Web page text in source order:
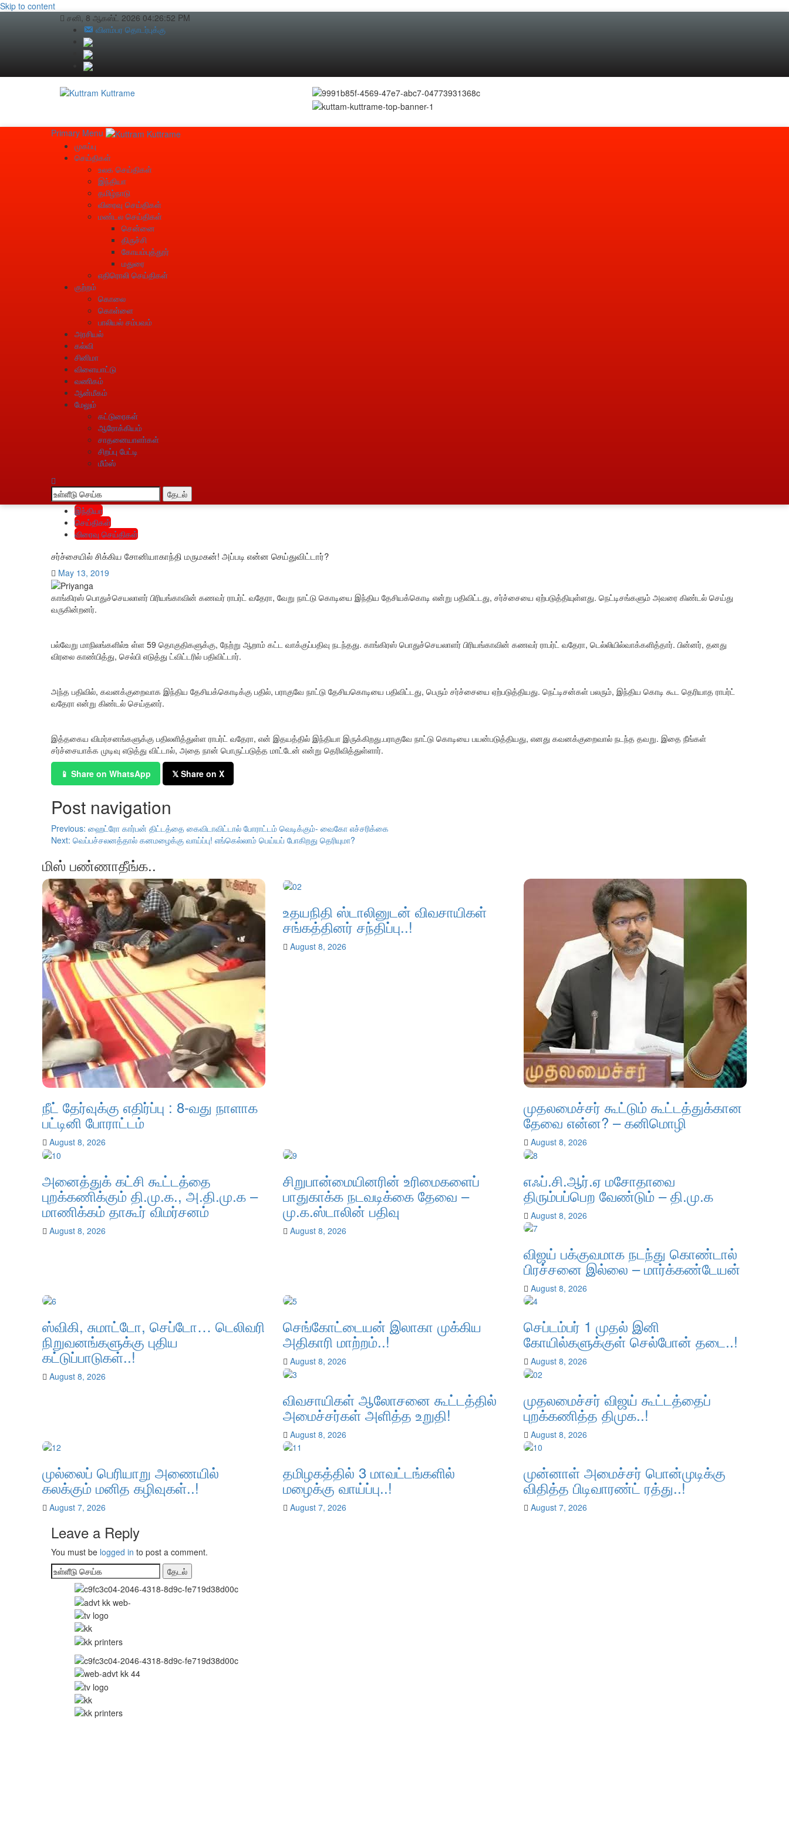
Skip to content
சனி, 8 ஆகஸ்ட் 2026 04:26:53 PM
விளம்பர தொடர்புக்கு
Primary Menu
முகப்பு
செய்திகள்
உலக செய்திகள்
இந்தியா
தமிழ்நாடு
விரைவு செய்திகள்
மண்டல செய்திகள்
சென்னை
திருச்சி
கோயம்புத்தூர்
மதுரை
எதிரொலி செய்திகள்
குற்றம்
கொலை
கொள்ளை
பாலியல் சம்பவம்
அரசியல்
கல்வி
சினிமா
விளையாட்டு
வணிகம்
ஆன்மீகம்
மேலும்
கட்டுரைகள்
ஆரோக்கியம்
சாதனையாளா்கள்
சிறப்பு பேட்டி
மீம்ஸ்
தேடல்
இந்தியா
செய்திகள்
விரைவு செய்திகள்
சர்ச்சையில் சிக்கிய சோனியாகாந்தி மருமகன்! அப்படி என்ன செய்துவிட்டார்?
May 13, 2019
காங்கிரஸ் பொதுச்செயலாளர் பிரியங்காவின் கணவர் ராபர்ட் வதேரா, வேறு நாட்டு கொடியை இந்திய தேசியக்கொடி என்று பதிவிட்டது, சர்ச்சையை ஏற்படுத்தியுள்ளது. நெட்டிசங்களும் அவரை கிண்டல் செய்து
வருகின்றனர்.
பல்வேறு மாநிலங்களில்உ ள்ள 59 தொகுதிகளுக்கு, நேற்று ஆறாம் கட்ட வாக்குப்பதிவு நடந்தது. காங்கிரஸ் பொதுச்செயலாளர் பிரியங்காவின் கணவர் ராபர்ட் வதேரா, டெல்லியில்வாக்களித்தார். பின்னர், தனது
விரலை காண்பித்து, செல்பி எடுத்து ட்விட்டரில் பதிவிட்டார்.
அந்த பதிவில், கவனக்குறைவாக இந்திய தேசியக்கொடிக்கு பதில், பராகுவே நாட்டு தேசியகொடியை பதிவிட்டது, பெரும் சர்ச்சையை ஏற்படுத்தியது. நெட்டிசன்கள் பலரும், இந்திய கொடி கூட தெரியாத ராபர்ட்
வதேரா என்று கிண்டல் செய்தனர்.
இத்தகைய விமர்சனங்களுக்கு பதிலளித்துள்ள ராபர்ட் வதேரா, என் இதயத்தில் இந்தியா இருக்கிறது.பராகுவே நாட்டு கொடியை பயன்படுத்தியது, எனது கவனக்குறைவால் நடந்த தவறு. இதை நீங்கள்
சர்ச்சையாக்க முடிவு எடுத்து விட்டால், அதை நான் பொருட்படுத்த மாட்டேன் என்று தெரிவித்துள்ளார்.
📱 Share on WhatsApp
𝕏 Share on X
Post navigation
Previous: ஹைட்ரோ கார்பன் திட்டத்தை கைவிடாவிட்டால் போராட்டம் வெடிக்கும்- வைகோ எச்சரிக்கை
Next: வெப்பச்சலனத்தால் கனமழைக்கு வாய்ப்பு! எங்கெல்லாம் பெய்யப் போகிறது தெரியுமா?
மிஸ் பண்ணாதீங்க..
நீட் தேர்வுக்கு எதிர்ப்பு : 8-வது நாளாக
பட்டினி போராட்டம்
August 8, 2026
உதயநிதி ஸ்டாலினுடன் விவசாயிகள்
சங்கத்தினர் சந்திப்பு..!
August 8, 2026
முதலமைச்சர் கூட்டும் கூட்டத்துக்கான
தேவை என்ன? – கனிமொழி
August 8, 2026
அனைத்துக் கட்சி கூட்டத்தை
புறக்கணிக்கும் தி.மு.க., அ.தி.மு.க –
மாணிக்கம் தாகூர் விமர்சனம்
August 8, 2026
சிறுபான்மையினரின் உரிமைகளைப்
பாதுகாக்க நடவடிக்கை தேவை –
மு.க.ஸ்டாலின் பதிவு
August 8, 2026
எஃப்.சி.ஆர்.ஏ மசோதாவை
திரும்பப்பெற வேண்டும் – தி.மு.க
August 8, 2026
விஜய் பக்குவமாக நடந்து கொண்டால்
பிரச்சனை இல்லை – மார்க்கண்டேயன்
August 8, 2026
ஸ்விகி, சுமாட்டோ, செப்டோ… டெலிவரி
நிறுவனங்களுக்கு புதிய
கட்டுப்பாடுகள்..!
August 8, 2026
செங்கோட்டையன் இலாகா முக்கிய
அதிகாரி மாற்றம்..!
August 8, 2026
செப்டம்பர் 1 முதல் இனி
கோயில்களுக்குள் செல்போன் தடை..!
August 8, 2026
விவசாயிகள் ஆலோசனை கூட்டத்தில்
அமைச்சர்கள் அளித்த உறுதி!
August 8, 2026
முதலமைச்சர் விஜய் கூட்டத்தைப்
புறக்கணித்த திமுக..!
August 8, 2026
முல்லைப் பெரியாறு அணையில்
கலக்கும் மனித கழிவுகள்..!
August 7, 2026
தமிழகத்தில் 3 மாவட்டங்களில்
மழைக்கு வாய்ப்பு..!
August 7, 2026
முன்னாள் அமைச்சர் பொன்முடிக்கு
விதித்த பிடிவாரண்ட் ரத்து..!
August 7, 2026
Leave a Reply
You must be logged in to post a comment.
தேடல்